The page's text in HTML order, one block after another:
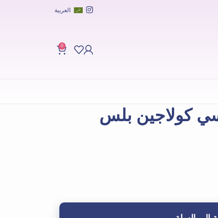
العربية
0
كولاجين بلس